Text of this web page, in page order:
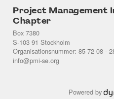
Project Management
Chapter
Box 7380
S-103 91 Stockholm
Organisationsnummer: 85 72 08 -
info@pmi-se.org
Powered by